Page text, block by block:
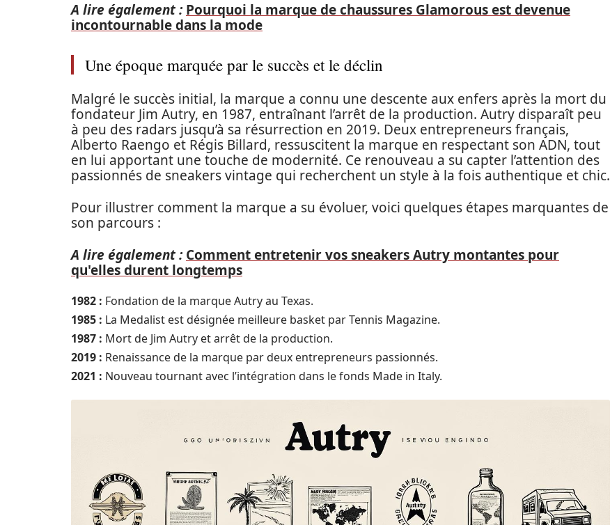
A lire également : Pourquoi la marque de chaussures Glamorous est devenue
incontournable dans la mode
Une époque marquée par le succès et le déclin
Malgré le succès initial, la marque a connu une descente aux enfers après la mort du
fondateur Jim Autry, en 1987, entraînant l’arrêt de la production. Autry disparaît peu
à peu des radars jusqu’à sa résurrection en 2019. Deux entrepreneurs français,
Alberto Raengo et Régis Billard, ressuscitent la marque en respectant son ADN, tout
en lui apportant une touche de modernité. Ce renouveau a su capter l’attention des
passionnés de sneakers vintage qui recherchent un style à la fois authentique et chic.
Pour illustrer comment la marque a su évoluer, voici quelques étapes marquantes de
son parcours :
A lire également : Comment entretenir vos sneakers Autry montantes pour
qu'elles durent longtemps
1982 : Fondation de la marque Autry au Texas.
1985 : La Medalist est désignée meilleure basket par Tennis Magazine.
1987 : Mort de Jim Autry et arrêt de la production.
2019 : Renaissance de la marque par deux entrepreneurs passionnés.
2021 : Nouveau tournant avec l’intégration dans le fonds Made in Italy.